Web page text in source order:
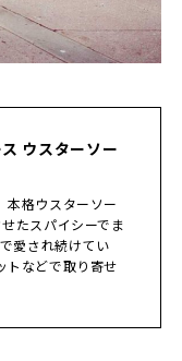
ウスターソー
本格ウスターソー
たスパイシーでま
愛され続けてい
トなどで取り寄せ